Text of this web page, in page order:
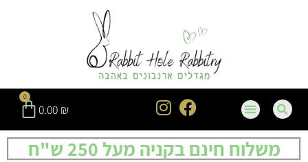
0.00 ₪
0
משלוח חינם בקניה מעל 250 ש"ח